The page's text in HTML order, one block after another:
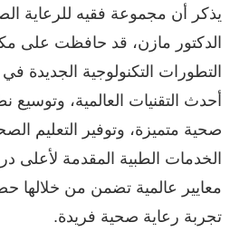
يذكر أن مجموعة فقيه للرعاية
الدكتور مازن، قد حافظت على
التطورات التكنولوجية الجديدة
أحدث التقنيات العالمية،
صحية متميزة، وتوفير التعليم
الخدمات الطبية المقدمة لأعلى
معايير عالمية تضمن من خلالها
تجربة رعاية صحية فريدة.